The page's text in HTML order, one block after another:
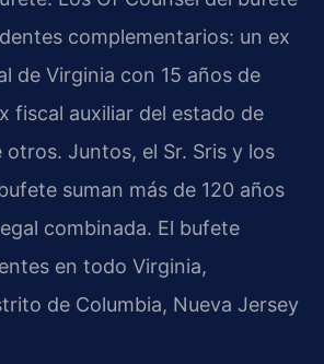
complementarios: un ex
de Virginia con 15 años de
fiscal auxiliar del estado de
Juntos, el Sr. Sris y los
suman más de 120 años
combinada. El bufete
en todo Virginia,
de Columbia, Nueva Jersey